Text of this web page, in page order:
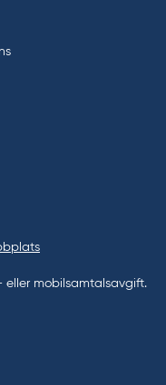
eller mobilsamtalsavgift.